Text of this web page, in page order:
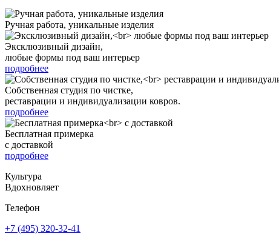
Ручная работа, уникальные изделия
Эксклюзивный дизайн,
любые формы под ваш интерьер
подробнее
Собственная студия по чистке,
реставрации и индивидуализации ковров.
подробнее
Бесплатная примерка
с доставкой
подробнее
Культура
Вдохновляет
Телефон
+7 (495) 320-32-41